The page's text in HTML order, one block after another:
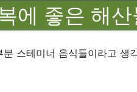
에 좋은 해산
스테미너 음식들이라고 생